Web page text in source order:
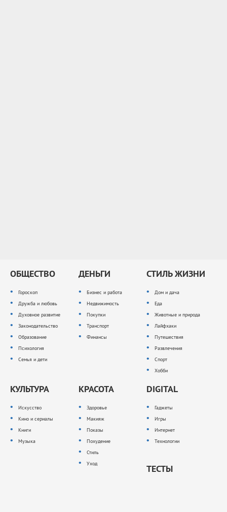
ОБЩЕСТВО
Гороскоп
Дружба и любовь
Духовное развитие
Законодательство
Образование
Психология
Семья и дети
ДЕНЬГИ
Бизнес и работа
Недвижимость
Покупки
Транспорт
Финансы
СТИЛЬ ЖИЗНИ
Дом и дача
Еда
Животные и природа
Лайфхаки
Путешествия
Развлечения
Спорт
Хобби
КУЛЬТУРА
Искусство
Кино и сериалы
Книги
Музыка
КРАСОТА
Здоровье
Макияж
Показы
Похудение
Стиль
Уход
DIGITAL
Гаджеты
Игры
Интернет
Технологии
ТЕСТЫ